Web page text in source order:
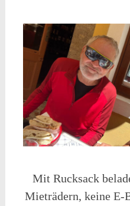
Mit Rucksack
Mieträdern, keine E-